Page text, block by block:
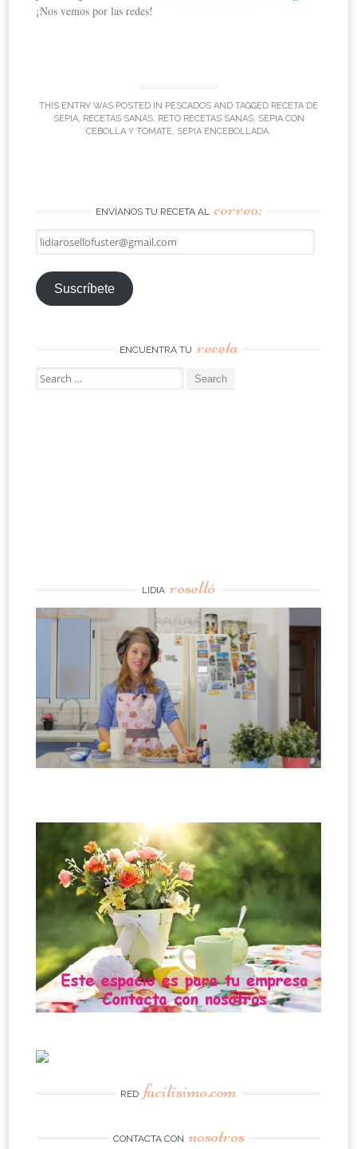
¡Nos vemos por las redes!
THIS ENTRY WAS POSTED IN PESCADOS AND TAGGED RECETA DE
SEPIA, RECETAS SANAS, RETO RECETAS SANAS, SEPIA CON
CEBOLLA Y TOMATE, SEPIA ENCEBOLLADA.
ENVÍANOS TU RECETA AL correo:
lidiarosellofuster@gmail.com
Suscríbete
ENCUENTRA TU receta
Search
for:
LIDIA roselló
RED facilisimo.com
CONTACTA CON nosotros